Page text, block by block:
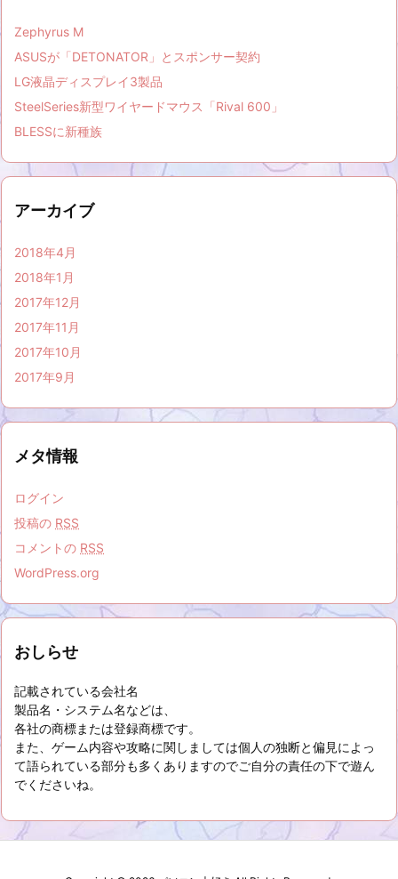
Zephyrus M
ASUSが「DETONATOR」とスポンサー契約
LG液晶ディスプレイ3製品
SteelSeries新型ワイヤードマウス「Rival 600」
BLESSに新種族
アーカイブ
2018年4月
2018年1月
2017年12月
2017年11月
2017年10月
2017年9月
メタ情報
ログイン
投稿の RSS
コメントの RSS
WordPress.org
おしらせ
記載されている会社名
製品名・システム名などは、
各社の商標または登録商標です。
また、ゲーム内容や攻略に関しましては個人の独断と偏見によっ
て語られている部分も多くありますのでご自分の責任の下で遊ん
でくださいね。